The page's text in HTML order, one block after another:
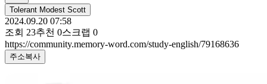
Tolerant Modest Scott
2024.09.20 07:58
조회 23추천 0스크랩 0
https://community.memory-word.com/study-english/79168636
주소복사